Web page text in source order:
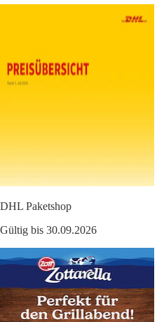
DHL Paketshop
Gültig bis 30.09.2026